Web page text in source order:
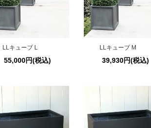
LLキューブ L
55,000円(税込)
LLキューブ M
39,930円(税込)